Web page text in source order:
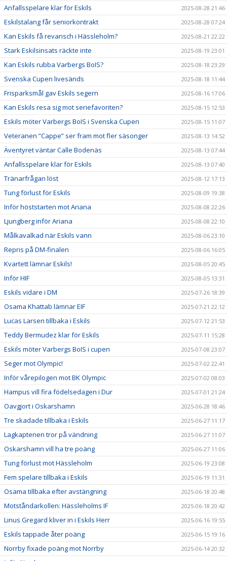
Anfallsspelare klar för Eskils 2025-08-28 21:46
Eskilstalang får seniorkontrakt 2025-08-28 07:24
Kan Eskils få revansch i Hässleholm? 2025-08-21 22:22
Stark Eskilsinsats räckte inte 2025-08-19 23:01
Kan Eskils rubba Varbergs BoIS? 2025-08-18 23:29
Svenska Cupen livesänds 2025-08-18 11:44
Frisparksmål gav Eskils segern 2025-08-16 17:06
Kan Eskils resa sig mot seriefavoriten? 2025-08-15 12:53
Eskils möter Varbergs BoIS i Svenska Cupen 2025-08-15 11:07
Veteranen ”Cappe” ser fram mot fler säsonger 2025-08-13 14:52
Äventyret väntar Calle Bodenäs 2025-08-13 07:44
Anfallsspelare klar för Eskils 2025-08-13 07:40
Tränarfrågan löst 2025-08-12 17:13
Tung förlust för Eskils 2025-08-09 19:38
Inför höststarten mot Ariana 2025-08-08 22:26
Ljungberg inför Ariana 2025-08-08 22:10
Målkavalkad när Eskils vann 2025-08-06 23:10
Repris på DM-finalen 2025-08-06 16:05
Kvartett lämnar Eskils! 2025-08-05 20:45
Inför HIF 2025-08-05 13:31
Eskils vidare i DM 2025-07-26 18:39
Osama Khattab lämnar EIF 2025-07-21 22:12
Lucas Larsen tillbaka i Eskils 2025-07-12 21:53
Teddy Bermudez klar för Eskils 2025-07-11 15:28
Eskils möter Varbergs BoIS i cupen 2025-07-08 23:07
Seger mot Olympic! 2025-07-02 22:41
Inför vårepilogen mot BK Olympic 2025-07-02 08:03
Hampus vill fira födelsedagen i Dur 2025-07-01 21:24
Oavgjort i Oskarshamn 2025-06-28 18:46
Tre skadade tillbaka i Eskils 2025-06-27 11:17
Lagkaptenen tror på vändning 2025-06-27 11:07
Oskarshamn vill ha tre poäng 2025-06-27 11:06
Tung förlust mot Hässleholm 2025-06-19 23:08
Fem spelare tillbaka i Eskils 2025-06-19 11:31
Osama tillbaka efter avstängning 2025-06-18 20:48
Motståndarkollen: Hässleholms IF 2025-06-18 20:42
Linus Gregard kliver in i Eskils Herr 2025-06-16 19:55
Eskils tappade åter poäng 2025-06-15 19:16
Norrby fixade poäng mot Norrby 2025-06-14 20:32